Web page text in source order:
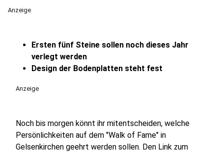
Anzeige
Ersten fünf Steine sollen noch dieses Jahr
verlegt werden
Design der Bodenplatten steht fest
Anzeige
Noch bis morgen könnt ihr mitentscheiden, welche
Persönlichkeiten auf dem "Walk of Fame" in
Gelsenkirchen geehrt werden sollen. Den Link zum